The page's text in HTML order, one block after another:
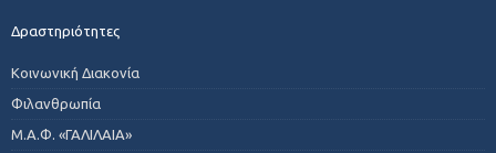
Δραστηριότητες
Κοινωνική Διακονία
Φιλανθρωπία
Μ.Α.Φ. «ΓΑΛΙΛΑΙΑ»